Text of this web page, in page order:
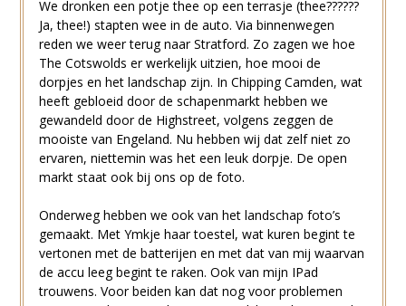
We dronken een potje thee op een terrasje (thee??????
Ja, thee!) stapten wee in de auto. Via binnenwegen
reden we weer terug naar Stratford. Zo zagen we hoe
The Cotswolds er werkelijk uitzien, hoe mooi de
dorpjes en het landschap zijn. In Chipping Camden, wat
heeft gebloeid door de schapenmarkt hebben we
gewandeld door de Highstreet, volgens zeggen de
mooiste van Engeland. Nu hebben wij dat zelf niet zo
ervaren, niettemin was het een leuk dorpje. De open
markt staat ook bij ons op de foto.
Onderweg hebben we ook van het landschap foto’s
gemaakt. Met Ymkje haar toestel, wat kuren begint te
vertonen met de batterijen en met dat van mij waarvan
de accu leeg begint te raken. Ook van mijn IPad
trouwens. Voor beiden kan dat nog voor problemen